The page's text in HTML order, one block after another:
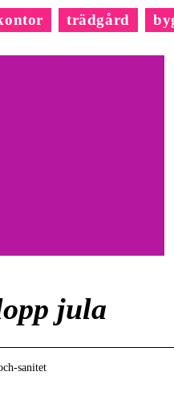
trädgård
jula
sanitet